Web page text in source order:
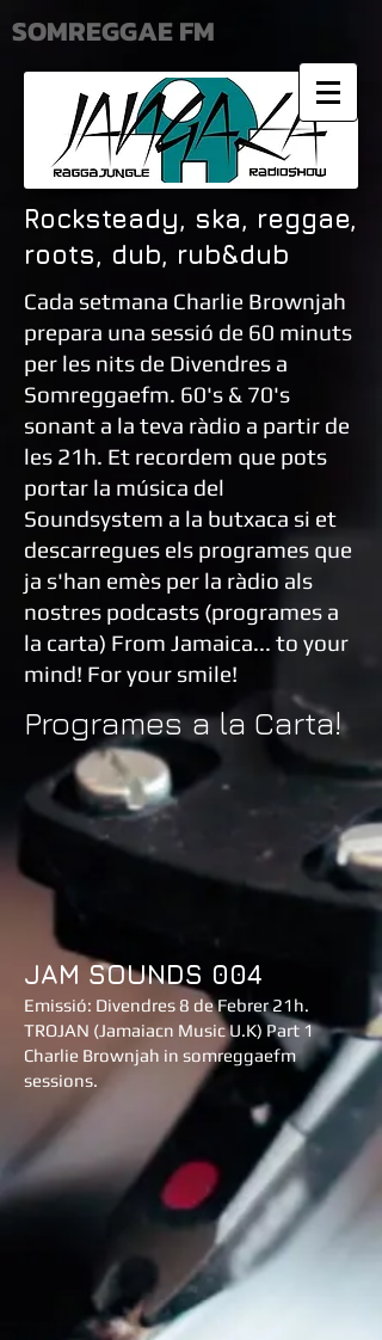
SOMREGGAE FM
Rocksteady, ska, reggae,
roots, dub, rub&dub​
Cada setmana Charlie Brownjah
prepara una sessió de 60 minuts
per les nits de Divendres a
Somreggaefm. 60's & 70's
sonant a la teva ràdio a partir de
les 21h. Et recordem que pots
portar la música del
Soundsystem a la butxaca si et
descarregues els programes que
ja s'han emès per la ràdio als
nostres podcasts (programes a
la carta) From Jamaica... to your
mind! For your smile!
Programes a la Carta!
JAM SOUNDS 004
Emissió: Divendres 8 de Febrer 21h.
TROJAN (Jamaiacn Music U.K) Part 1
Charlie Brownjah in somreggaefm
sessions.